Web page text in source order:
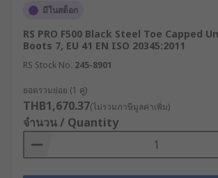
งานเชื่อม โรงหล่อโลหะ หรือสภาพแ
อุณหภูมิสูง พื้นรองเท้าและส่วนบนของ
มีคุณสมบัติทนความร้อน จะช่วยป้องกั
พุพองจากการถูกลวกและป้องกันไม่ให้
RS จำหน่ายรองเท้าบู
ราคาโรงงานจากแบ
นำ ช็อปสะดวกทางออ
มีในสต็อก
RS PRO F500 Black Steel Toe Capped
Boots 7, EU 41 EN ISO 20345:2011
RS Stock No. 245-8901
ยอดรวมย่อย (1 คู่)
THB1,670.37(ไม่รวมภาษีมูลค่าเพิ่ม)
จำนวน / Quantity